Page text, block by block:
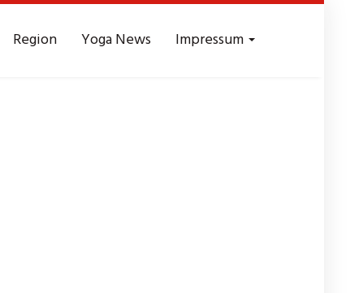
Region Yoga News Impressum